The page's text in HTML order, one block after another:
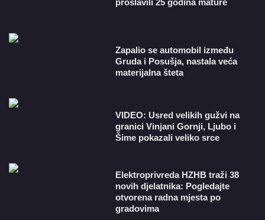
Zapalio se automobil između
Gruda i Posušja, nastala veća
materijalna šteta
VIDEO: Usred velikih gužvi na
granici Vinjani Gornji, Ljubo i
Šime pokazali veliko srce
​Elektroprivreda HZHB traži 38
novih djelatnika: Pogledajte
otvorena radna mjesta po
gradovima